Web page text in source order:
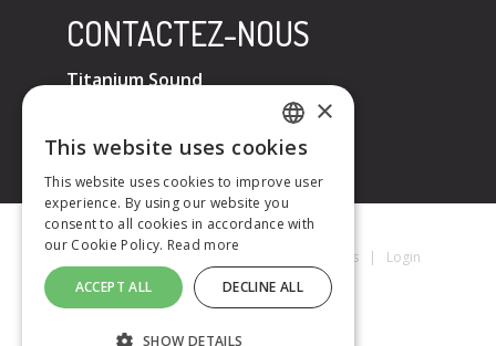
CONTACTEZ-NOUS
Titanium Sound
contact@titaniumsound.fr
Titanium Sound © 2026 Mentions Légales| Login
FRENCH
ENGLISH
×
This website uses cookies
This website uses cookies to improve user
experience. By using our website you
consent to all cookies in accordance with
our Cookie Policy. Read more
ACCEPT ALL DECLINE ALL
SHOW DETAILS